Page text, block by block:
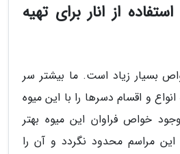
از انار برای تهیه
بسیار زیاد است. ما بیشتر سر
و اقسام دسرها را با این میوه
خواص فراوان این میوه بهتر
مراسم محدود نگردد و آن را